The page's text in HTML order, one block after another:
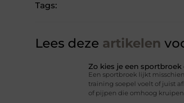
Tags:
Lees deze artikelen
Zo kies je een
Een sportbroek lijkt
training soepel voelt of juist
of pijpen die omhoog